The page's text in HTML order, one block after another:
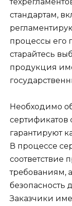
стандартам,
процессы его
старайтесь
продукция
Необходимо
сертификатов
гарантируют
В процессе
требованиям,
безопасность
Заказчики